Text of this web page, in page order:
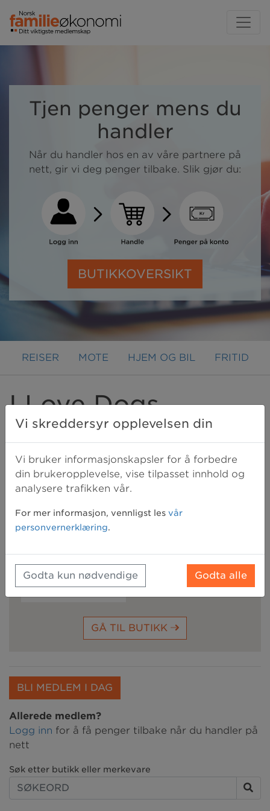
Tjen penger mens du
handler
Når du handler hos en av våre partnere på
nett, gir vi deg penger tilbake. Slik gjør du:
BUTIKKOVERSIKT
REISER MOTE HJEM OG BIL FRITID
Søk etter butikk eller merkevare
I Love Dogs
Butikk med enormt utvalg av alt til
hund! Hudeklær, hundeutstyr, snacks,
hundemat og mye mer.
Vi gjør oppmerksom på at du ikke får penger
tilbake for mva, frakt eller øvrige
tilbake
GÅ TIL BUTIKK
BLI MEDLEM I DAG
Allerede medlem?
Logg inn for å få penger tilbake når du handler på
nett
Vi skreddersyr opplevelsen din
Vi bruker informasjonskapsler for å forbedre
din brukeropplevelse, vise tilpasset innhold og
analysere trafikken vår.
For mer informasjon, vennligst les vår
personvernerklæring.
Godta kun nødvendige Godta alle